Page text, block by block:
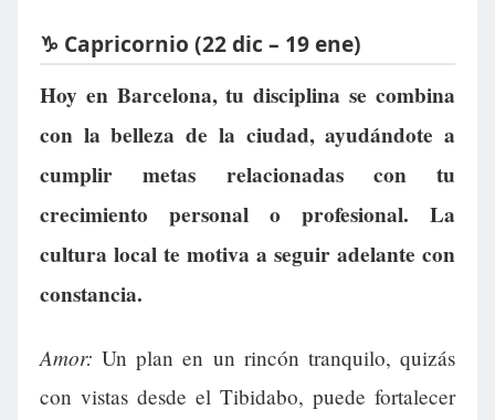
♑ Capricornio (22 dic – 19 ene)
Hoy en Barcelona, tu disciplina se combina
con la belleza de la ciudad, ayudándote a
cumplir metas relacionadas con tu
crecimiento personal o profesional. La
cultura local te motiva a seguir adelante con
constancia.
Amor: Un plan en un rincón tranquilo, quizás
con vistas desde el Tibidabo, puede fortalecer